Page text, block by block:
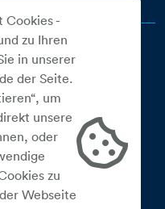
Cookies -
zu Ihren
in unserer
der Seite.
um
unsere
oder
zu
Webseite